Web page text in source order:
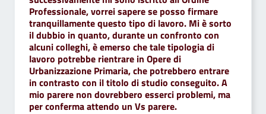
Professionale, vorrei sapere se posso firmare
tranquillamente questo tipo di lavoro. Mi è sorto
il dubbio in quanto, durante un confronto con
alcuni colleghi, è emerso che tale tipologia di
lavoro potrebbe rientrare in Opere di
Urbanizzazione Primaria, che potrebbero entrare
in contrasto con il titolo di studio conseguito. A
mio parere non dovrebbero esserci problemi, ma
per conferma attendo un Vs parere.